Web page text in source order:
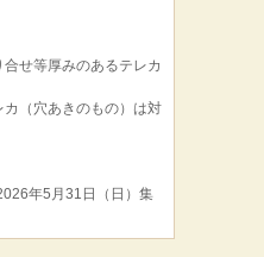
せ等厚みのあるテレカ
（穴あきのもの）は対
年5月31日（日）集